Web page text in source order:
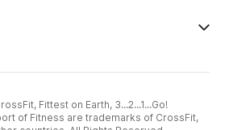
Fittest on Earth, 3...2...1...Go!
of Fitness are trademarks of CrossFit,